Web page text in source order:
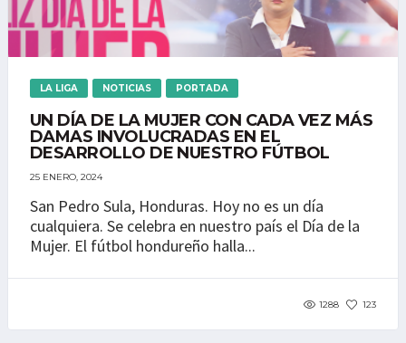
LA LIGA NOTICIAS PORTADA
UN DÍA DE LA MUJER CON CADA VEZ MÁS
DAMAS INVOLUCRADAS EN EL
DESARROLLO DE NUESTRO FÚTBOL
25 ENERO, 2024
San Pedro Sula, Honduras. Hoy no es un día
cualquiera. Se celebra en nuestro país el Día de la
Mujer. El fútbol hondureño halla...
1288 123